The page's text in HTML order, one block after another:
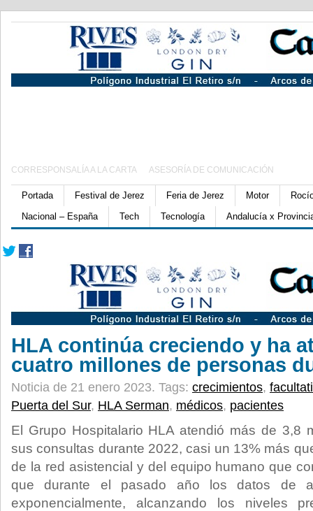
CORRESPONSALÍA A LA CARTA ASESORÍA DE COMUNICACIÓN
Portada Festival de Jerez Feria de Jerez Motor
Nacional – España
Tech Tecnología Andalucía x
HLA continúa creciendo y ha
cuatro millones de personas
Noticia de 21 enero 2023. Tags: crecimientos,
Puerta del Sur, HLA Serman, médicos, pacientes
El Grupo Hospitalario HLA atendió más de 3,8
sus consultas durante 2022, casi un 13% más
de la red asistencial y del equipo humano que
que durante el pasado año los datos de
exponencialmente, alcanzando los niveles